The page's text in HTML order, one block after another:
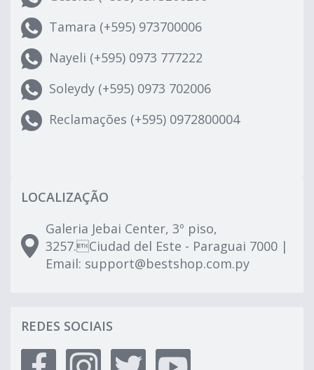
Tamara (+595) 973700006
Nayeli (+595) 0973 777222
Soleydy (+595) 0973 702006
Reclamações (+595) 0972800004
LOCALIZAÇÃO
Galeria Jebai Center, 3º piso,
3257.Ciudad del Este - Paraguai 7000 |
Email: support@bestshop.com.py
REDES SOCIAIS